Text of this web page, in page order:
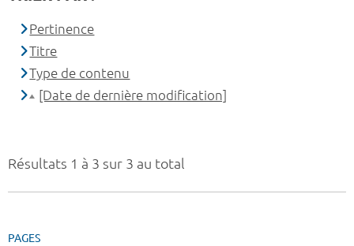
Résultats 1 à 3 sur 3 au total
PAGES
Pertinence
Titre
Type de contenu
[Date de dernière modification]